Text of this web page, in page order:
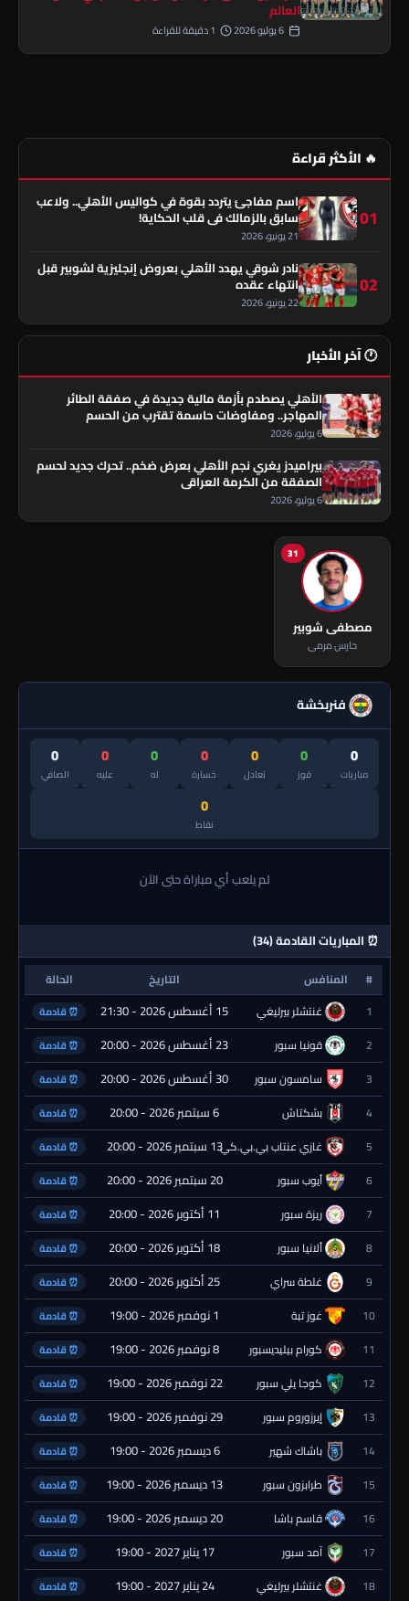
العالم
🔥 الأكثر قراءة
01
اسم مفاجئ يتردد بقوة في كواليس الأهلي.. ولاعب
سابق بالزمالك في قلب الحكاية!
21 يونيو، 2026
02
نادر شوقي يهدد الأهلي بعروض إنجليزية لشوبير قبل
انتهاء عقده
22 يونيو، 2026
🕐 آخر الأخبار
الأهلي يصطدم بأزمة مالية جديدة في صفقة الطائر
المهاجر.. ومفاوضات حاسمة تقترب من الحسم
6 يوليو، 2026
بيراميدز يغري نجم الأهلي بعرض ضخم.. تحرك جديد لحسم
الصفقة من الكرمة العراقي
6 يوليو، 2026
31
مصطفى شوبير
حارس مرمى
فنربخشة
0
مباريات
0
فوز
0
تعادل
0
خسارة
0
له
0
عليه
0
الصافي
0
نقاط
لم يلعب أي مباراة حتى الآن
⏰ المباريات القادمة (34)
# المنافس التاريخ
الحالة
1
غنتشلر بيرليغي 15 أغسطس 2026 - 21:30 ⏰ قادمة
2 قونيا سبور 23 أغسطس 2026 - 20:00 ⏰ قادمة
3 سامسون سبور 30 أغسطس 2026 - 20:00 ⏰ قادمة
4 بشكتاش 6 سبتمبر 2026 - 20:00 ⏰ قادمة
5 غازي عنتاب بي.بي.كي.13 سبتمبر 2026 - 20:00 ⏰ قادمة
6 أيوب سبور 20 سبتمبر 2026 - 20:00 ⏰ قادمة
7 ريزة سبور 11 أكتوبر 2026 - 20:00 ⏰ قادمة
8 ألانيا سبور 18 أكتوبر 2026 - 20:00 ⏰ قادمة
9 غلطة سراي 25 أكتوبر 2026 - 20:00 ⏰ قادمة
10 غوز تبة 1 نوفمبر 2026 - 19:00 ⏰ قادمة
11 كورام بيليديسبور 8 نوفمبر 2026 - 19:00 ⏰ قادمة
12 كوجا يلي سبور 22 نوفمبر 2026 - 19:00 ⏰ قادمة
13 إيرزوروم سبور 29 نوفمبر 2026 - 19:00 ⏰ قادمة
14 باشاك شهير 6 ديسمبر 2026 - 19:00 ⏰ قادمة
15 طرابزون سبور 13 ديسمبر 2026 - 19:00 ⏰ قادمة
16 قاسم باشا 20 ديسمبر 2026 - 19:00 ⏰ قادمة
17 آمد سبور 17 يناير 2027 - 19:00 ⏰ قادمة
18 غنتشلر بيرليغي 24 يناير 2027 - 19:00 ⏰ قادمة